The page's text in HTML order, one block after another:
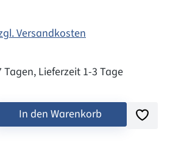
Versandkosten
Lieferzeit 1-3 Tage
In den Warenkorb